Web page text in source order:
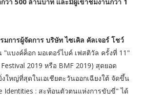
การผู้จัดการ บริษัท ไซเคิล คัลเจอร์ โชว์
แบงค์ค็อก มอเตอร์ไบค์ เฟสติวัล ครั้งที่ 11"
2019 หรือ BMF 2019) สุดยอด
งใหญ่ที่สุดในเอเชียตะวันออกเฉียงใต้ จัดขึ้น
Identities : สะท้อนตัวตนแห่งการขับขี่" ได้